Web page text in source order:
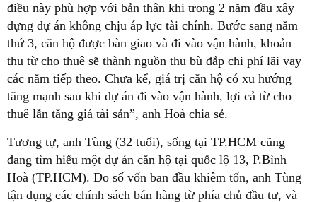
điều này phù hợp với bản thân khi trong 2 năm đầu xây
dựng dự án không chịu áp lực tài chính. Bước sang năm
thứ 3, căn hộ được bàn giao và đi vào vận hành, khoản
thu từ cho thuê sẽ thành nguồn thu bù đắp chi phí lãi vay
các năm tiếp theo. Chưa kể, giá trị căn hộ có xu hướng
tăng mạnh sau khi dự án đi vào vận hành, lợi cả từ cho
thuê lẫn tăng giá tài sản”, anh Hoà chia sẻ.
Tương tự, anh Tùng (32 tuổi), sống tại TP.HCM cũng
đang tìm hiểu một dự án căn hộ tại quốc lộ 13, P.Bình
Hoà (TP.HCM). Do số vốn ban đầu khiêm tốn, anh Tùng
tận dụng các chính sách bán hàng từ phía chủ đầu tư, và